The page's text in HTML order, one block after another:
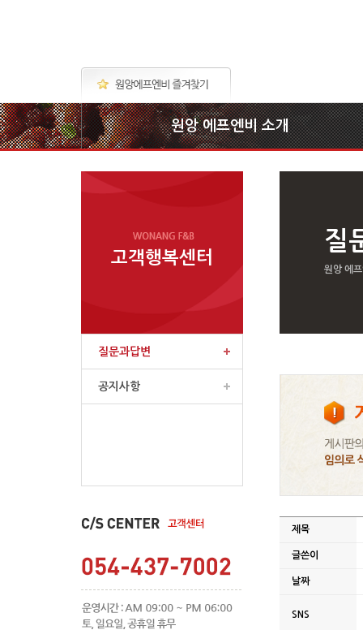
원앙 에프엔비 소개
고객행복센터
질문과답변
공지사항
질
원앙 에
제목
글쓴이
날짜
SNS